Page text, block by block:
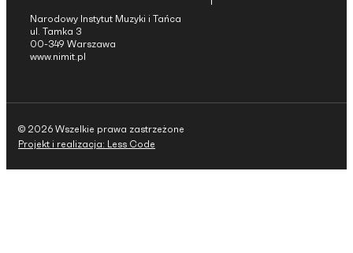
Narodowy Instytut Muzyki i Tańca
ul. Tamka 3
00-349 Warszawa
www.nimit.pl
© 2026 Wszelkie prawa zastrzeżone
Projekt i realizacja: Less Code